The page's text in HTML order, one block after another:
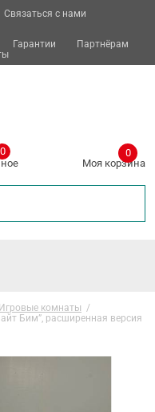
Связаться с нами
Гарантии
Партнёрам
0
Моя корзина
0
Игровые комнаты /
Бим”, расширенная версия